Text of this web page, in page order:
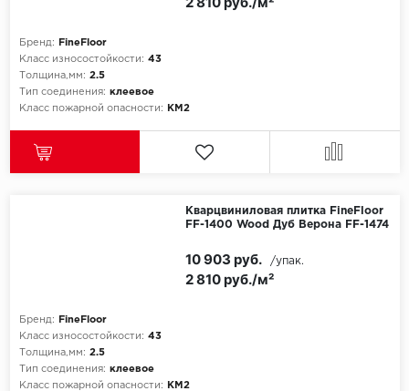
Бренд:
FineFloor
Класс износостойкости: 43
Толщина,мм: 2.5
Тип соединения: клеевое
Класс пожарной опасности:
КМ2
Кварцвиниловая плитка FineFloor
FF-1400 Wood Дуб Верона FF-1474
Бренд:
FineFloor
Класс износостойкости: 43
Толщина,мм: 2.5
Тип соединения: клеевое
Класс пожарной опасности:
КМ2
2 810 руб./м²
10 903 руб. /упак.